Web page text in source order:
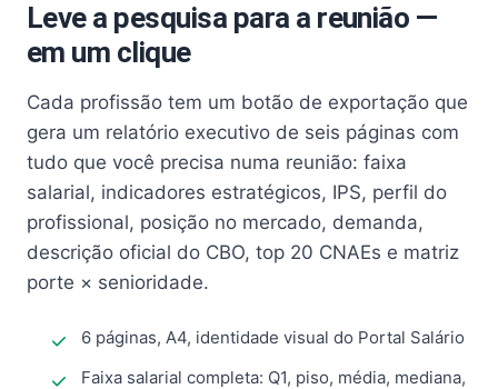
Leve a pesquisa para a reunião —
em um clique
Cada profissão tem um botão de exportação que
gera um relatório executivo de seis páginas com
tudo que você precisa numa reunião: faixa
salarial, indicadores estratégicos, IPS, perfil do
profissional, posição no mercado, demanda,
descrição oficial do CBO, top 20 CNAEs e matriz
porte × senioridade.
6 páginas, A4, identidade visual do Portal Salário
Faixa salarial completa: Q1, piso, média, mediana,